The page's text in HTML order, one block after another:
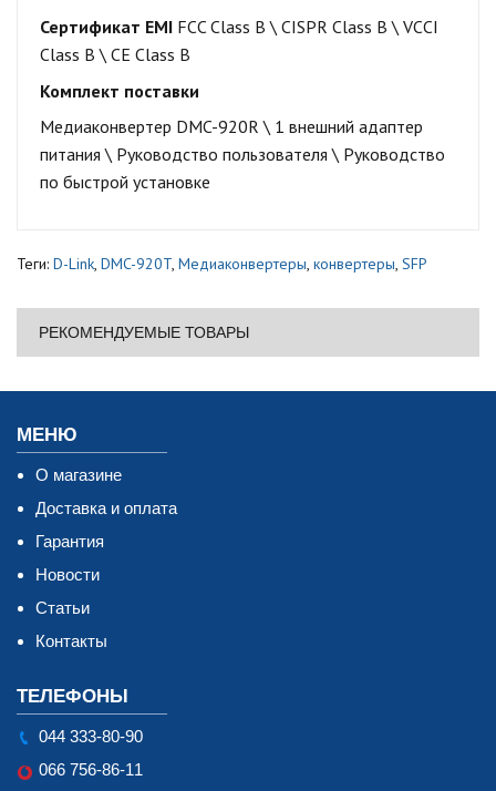
Сертификат EMI FCC Class B \ CISPR Class B \ VCCI
Class B \ CE Class B
Комплект поставки
Медиаконвертер DMC-920R \ 1 внешний адаптер
питания \ Руководство пользователя \ Руководство
по быстрой установке
Теги: D-Link, DMC-920T, Медиаконвертеры, конвертеры, SFP
РЕКОМЕНДУЕМЫЕ ТОВАРЫ
МЕНЮ
О магазине
Доставка и оплата
Гарантия
Новости
Статьи
Контакты
ТЕЛЕФОНЫ
044 333-80-90
066 756-86-11